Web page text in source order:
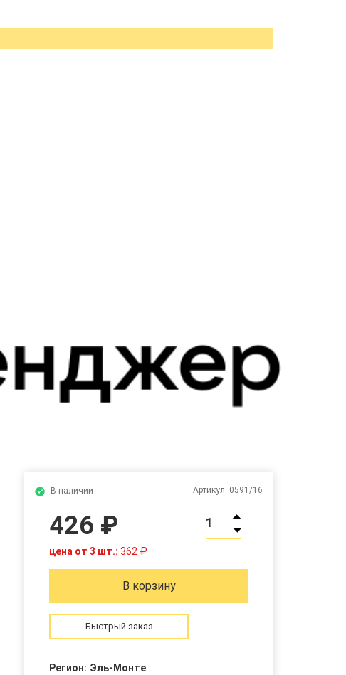
В наличии Артикул: 0591/16
426 ₽
цена от 3 шт.: 362 ₽
1
В корзину
Быстрый заказ
Регион: Эль-Монте